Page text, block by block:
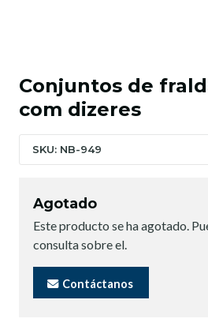
Conjuntos de
com dizeres
SKU: NB-949
Agotado
Este producto se ha agotado.
consulta sobre el.
Contáctanos